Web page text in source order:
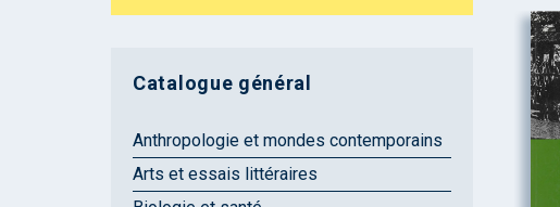
Catalogue général
Anthropologie et mondes contemporains
Arts et essais littéraires